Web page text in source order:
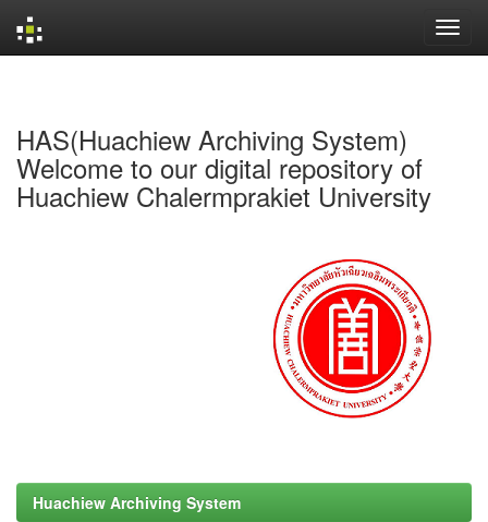
HAS(Huachiew Archiving System)
Welcome to our digital repository of
Huachiew Chalermprakiet University
Huachiew Archiving System